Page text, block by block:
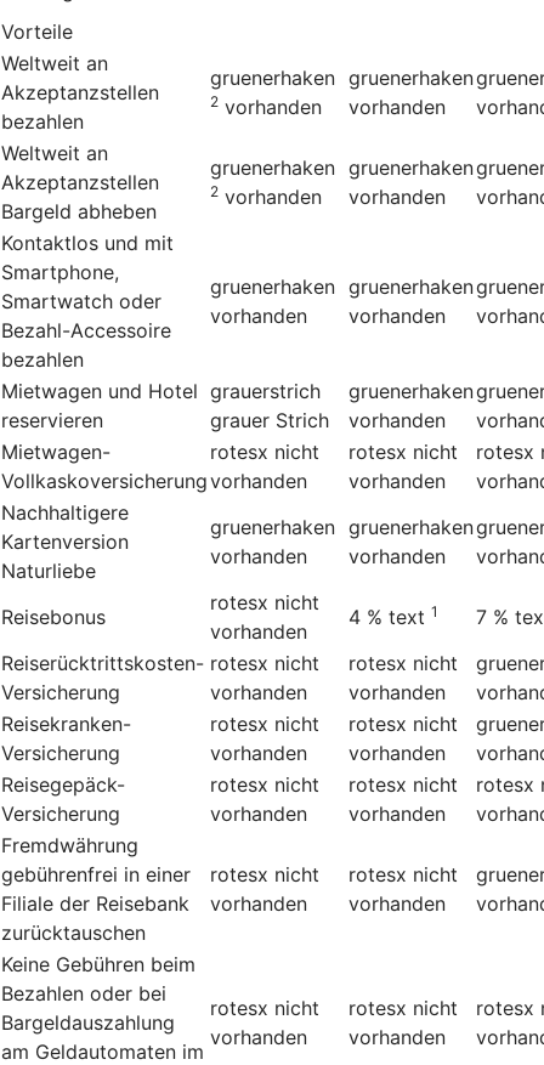
Vorteile
Weltweit an
Akzeptanzstellen
bezahlen
gruenerhaken
2 vorhanden
gruenerhaken
vorhanden
Weltweit an
Akzeptanzstellen
Bargeld abheben
gruenerhaken
2 vorhanden
gruenerhaken
vorhanden
Kontaktlos und mit
Smartphone,
Smartwatch oder
Bezahl-Accessoire
bezahlen
gruenerhaken
vorhanden
gruenerhaken
vorhanden
Mietwagen und Hotel
reservieren
grauerstrich
grauer Strich
gruenerhaken
vorhanden
Mietwagen-
Vollkaskoversicherung
rotesx nicht
vorhanden
rotesx nicht
vorhanden
rotesx
Nachhaltigere
Kartenversion
Naturliebe
gruenerhaken
vorhanden
gruenerhaken
vorhanden
Reisebonus
rotesx nicht
vorhanden
4 % text 1 7 %
Reiserücktrittskosten-
Versicherung
rotesx nicht
vorhanden
rotesx nicht
vorhanden
Reisekranken-
Versicherung
rotesx nicht
vorhanden
rotesx nicht
vorhanden
Reisegepäck-
Versicherung
rotesx nicht
vorhanden
rotesx nicht
vorhanden
rotesx
Fremdwährung
gebührenfrei in einer
Filiale der Reisebank
zurücktauschen
rotesx nicht
vorhanden
rotesx nicht
vorhanden
Keine Gebühren beim
Bezahlen oder bei
Bargeldauszahlung
am Geldautomaten im
rotesx nicht
vorhanden
rotesx nicht
vorhanden
rotesx